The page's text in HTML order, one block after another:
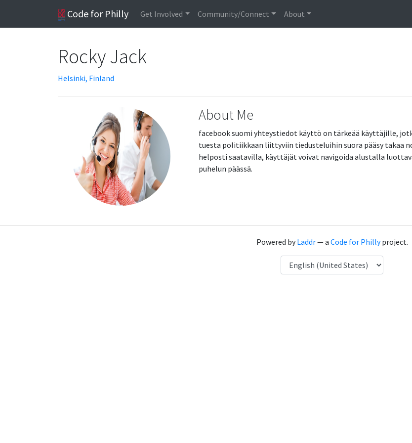
Code for Philly Get Involved Community/Connect About
Rocky Jack
Helsinki, Finland
About Me
facebook suomi yhteystiedot käyttö on tärkeää käyttäjille,
tuesta politiikkaan liittyviin tiedusteluihin suora pääsy takaa
helposti saatavilla, käyttäjät voivat navigoida alustalla
puhelun päässä.
Powered byLaddr— a Code for Phillyproject.
Language